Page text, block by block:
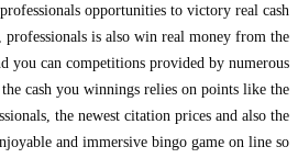
offer professionals opportunities to
professionals is also win real
and you can competitions provided by
As well, the cash you winnings relies on
professionals, the newest citation prices
Play enjoyable and immersive bingo game